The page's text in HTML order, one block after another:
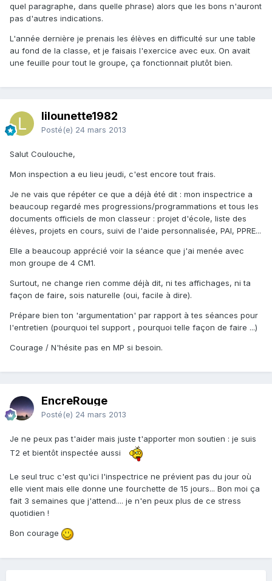
quel paragraphe, dans quelle phrase) alors que les bons n'auront
pas d'autres indications.
L'année dernière je prenais les élèves en difficulté sur une table
au fond de la classe, et je faisais l'exercice avec eux. On avait
une feuille pour tout le groupe, ça fonctionnait plutôt bien.
lilounette1982
Posté(e) 24 mars 2013
Salut Coulouche,
Mon inspection a eu lieu jeudi, c'est encore tout frais.
Je ne vais que répéter ce que a déjà été dit : mon inspectrice a
beaucoup regardé mes progressions/programmations et tous les
documents officiels de mon classeur : projet d'école, liste des
élèves, projets en cours, suivi de l'aide personnalisée, PAI, PPRE...
Elle a beaucoup apprécié voir la séance que j'ai menée avec
mon groupe de 4 CM1.
Surtout, ne change rien comme déjà dit, ni tes affichages, ni ta
façon de faire, sois naturelle (oui, facile à dire).
Prépare bien ton 'argumentation' par rapport à tes séances pour
l'entretien (pourquoi tel support , pourquoi telle façon de faire ...)
Courage / N'hésite pas en MP si besoin.
EncreRouge
Posté(e) 24 mars 2013
Je ne peux pas t'aider mais juste t'apporter mon soutien : je suis
T2 et bientôt inspectée aussi
Le seul truc c'est qu'ici l'inspectrice ne prévient pas du jour où
elle vient mais elle donne une fourchette de 15 jours... Bon moi ça
fait 3 semaines que j'attend.... je n'en peux plus de ce stress
quotidien !
Bon courage